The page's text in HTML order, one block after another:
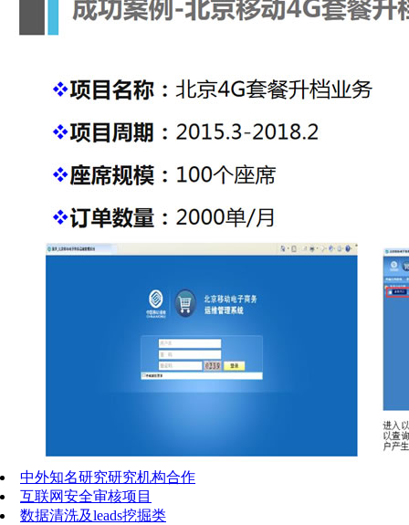
中外知名研究研究机构合作
互联网安全审核项目
数据清洗及leads挖掘类